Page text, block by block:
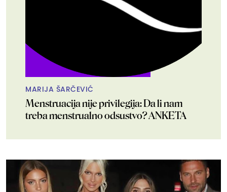
MARIJA ŠARČEVIĆ
Menstruacija nije privilegija: Da li nam
treba menstrualno odsustvo? ANKETA